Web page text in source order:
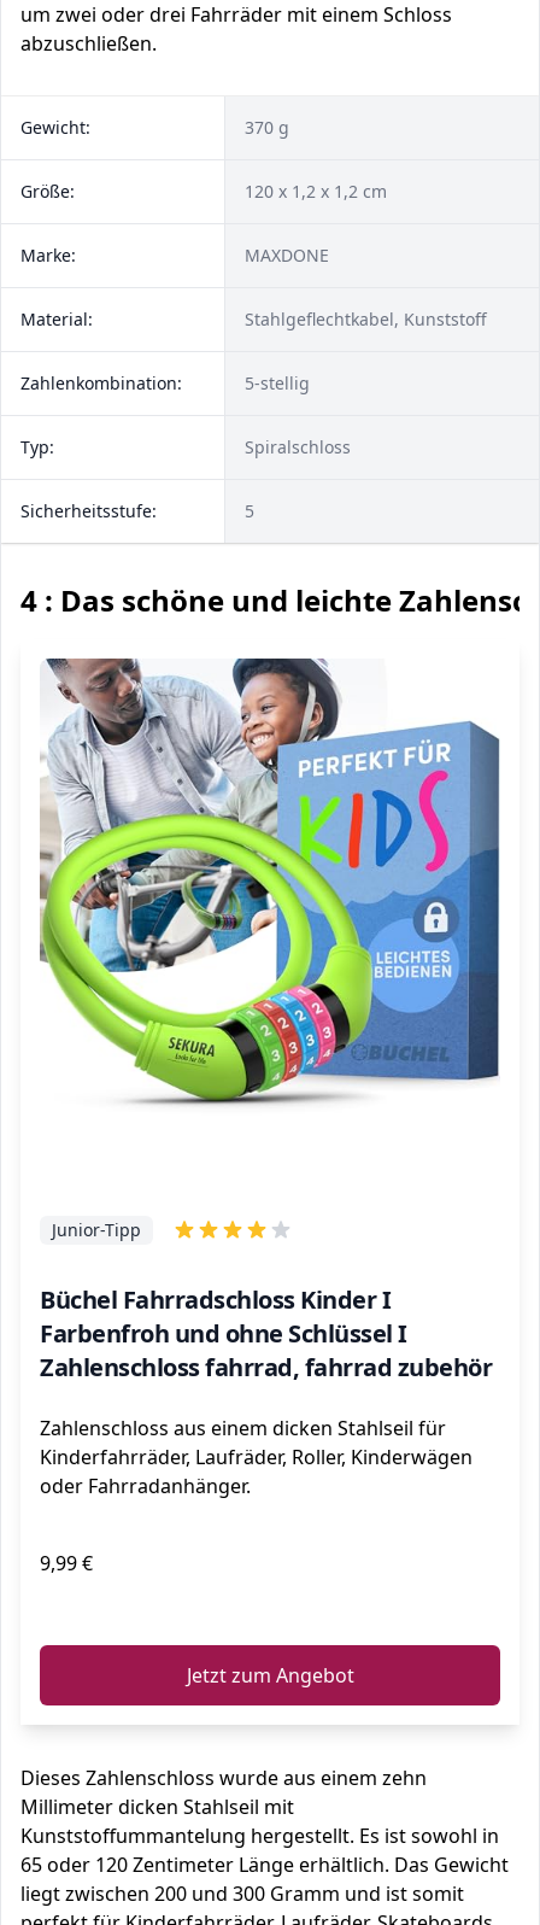
um zwei oder drei Fahrräder mit einem Schloss
abzuschließen.
Gewicht: 370 g
Größe: 120 x 1,2 x 1,2 cm
Marke: MAXDONE
Material: Stahlgeflechtkabel, Kunststoff
Zahlenkombination: 5-stellig
Typ: Spiralschloss
Sicherheitsstufe: 5
4 : Das schöne und leichte
Büchel Fahrradschloss Kinder I
Farbenfroh und ohne Schlüssel I
Zahlenschloss fahrrad, fahrrad zubehör
Junior-Tipp
Zahlenschloss aus einem dicken Stahlseil für
Kinderfahrräder, Laufräder, Roller, Kinderwägen
oder Fahrradanhänger.
9,99 €
Jetzt zum Angebot
Dieses Zahlenschloss wurde aus einem zehn
Millimeter dicken Stahlseil mit
Kunststoffummantelung hergestellt. Es ist sowohl in
65 oder 120 Zentimeter Länge erhältlich. Das Gewicht
liegt zwischen 200 und 300 Gramm und ist somit